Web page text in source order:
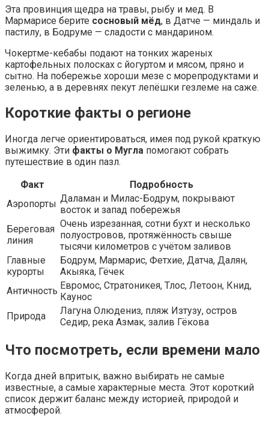
Эта провинция щедра на травы, рыбу и мед. В
Мармариcе берите сосновый мёд, в Датче — миндаль и
пастилу, в Бодруме — сладости с мандарином.
Чокертме-кебабы подают на тонких жареных
картофельных полосках с йогуртом и мясом, пряно и
сытно. На побережье хороши мезе с морепродуктами и
зеленью, а в деревнях пекут лепёшки гезлеме на саже.
Короткие факты о регионе
Иногда легче ориентироваться, имея под рукой краткую
выжимку. Эти факты о Мугла помогают собрать
путешествие в один пазл.
Факт
Подробность
Аэропорты Даламан и Милас-Бодрум, покрывают
восток и запад побережья
Береговая
линия
Очень изрезанная, сотни бухт и несколько
полуостровов, протяжённость свыше
тысячи километров с учётом заливов
Главные
курорты
Бодрум, Мармариc, Фетхие, Датча, Далян,
Акыяка, Гёчек
Античность Евромос, Стратоникея, Тлос, Летоон, Книд,
Каунос
Природа
Лагуна Олюдениз, пляж Изтузу, остров
Седир, река Азмак, залив Гёкова
Что посмотреть, если времени мало
Когда дней впритык, важно выбирать не самые
известные, а самые характерные места. Этот короткий
список держит баланс между историей, природой и
атмосферой.